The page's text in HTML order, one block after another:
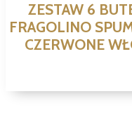
ZESTAW 6
FRAGOLINO
CZERWONE